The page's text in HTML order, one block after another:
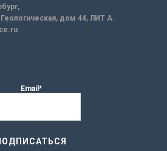
дом 44, ЛИТ А.
Email*